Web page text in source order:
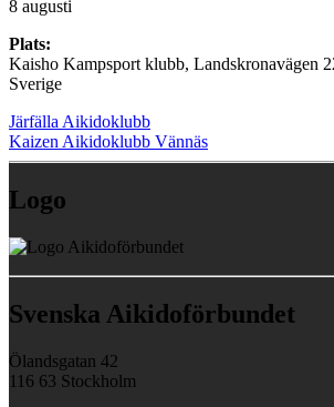
8 augusti
Plats:
Kaisho Kampsport klubb, Landskronavägen
Sverige
Järfälla Aikidoklubb
Kaizen Aikidoklubb Vännäs
Logo
Svenska Aikidoförbundet
Ölandsgatan 42
116 63 Stockholm